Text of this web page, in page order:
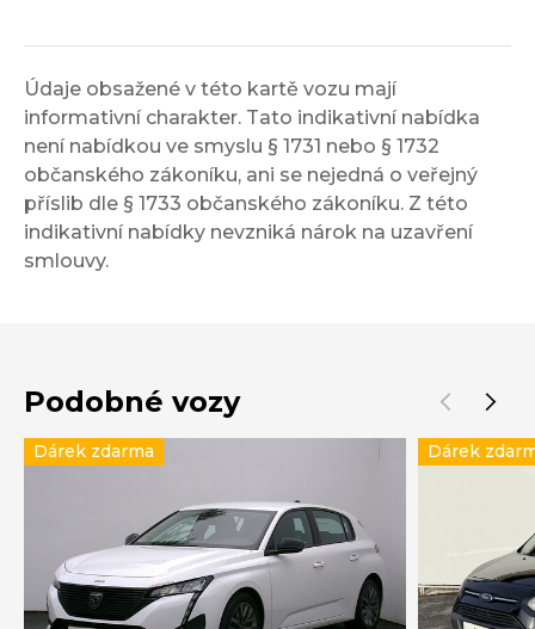
Údaje obsažené v této kartě vozu mají
informativní charakter. Tato indikativní nabídka
není nabídkou ve smyslu § 1731 nebo § 1732
občanského zákoníku, ani se nejedná o veřejný
příslib dle § 1733 občanského zákoníku. Z této
indikativní nabídky nevzniká nárok na uzavření
smlouvy.
Podobné vozy
Dárek zdarma Dárek